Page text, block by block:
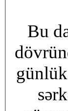
Bu